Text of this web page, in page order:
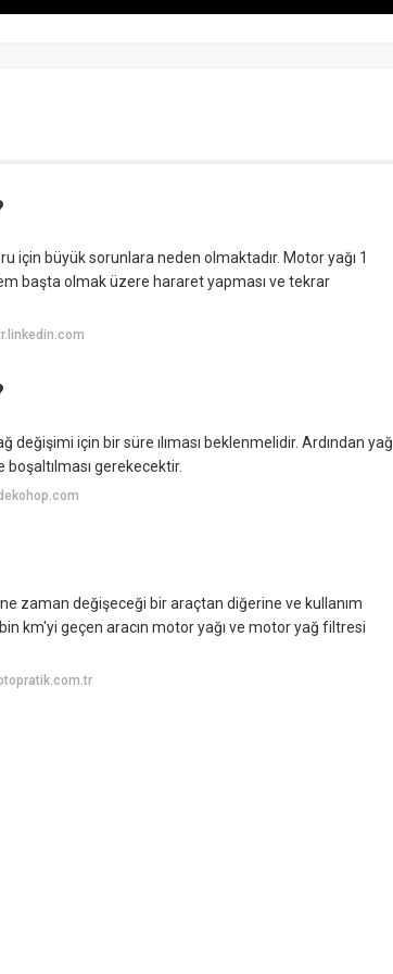
için büyük sorunlara neden olmaktadır. Motor yağı 1
başta olmak üzere hararet yapması ve tekrar
değişimi için bir süre ılıması beklenmelidir. Ardından yağ
boşaltılması gerekecektir.
zaman değişeceği bir araçtan diğerine ve kullanım
km'yi geçen aracın motor yağı ve motor yağ filtresi